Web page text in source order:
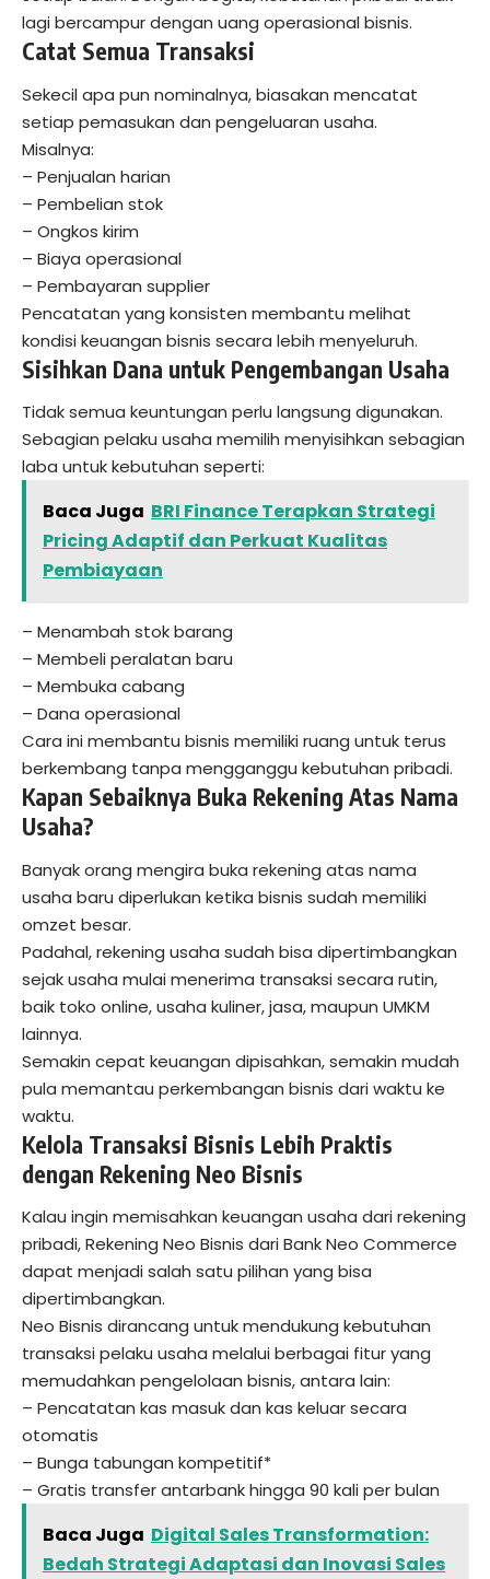
lagi bercampur dengan uang operasional bisnis.
Catat Semua Transaksi
Sekecil apa pun nominalnya, biasakan mencatat
setiap pemasukan dan pengeluaran usaha.
Misalnya:
– Penjualan harian
– Pembelian stok
– Ongkos kirim
– Biaya operasional
– Pembayaran supplier
Pencatatan yang konsisten membantu melihat
kondisi keuangan bisnis secara lebih menyeluruh.
Sisihkan Dana untuk Pengembangan Usaha
Tidak semua keuntungan perlu langsung digunakan.
Sebagian pelaku usaha memilih menyisihkan sebagian
laba untuk kebutuhan seperti:
Baca Juga BRI Finance Terapkan Strategi
Pricing Adaptif dan Perkuat Kualitas
Pembiayaan
– Menambah stok barang
– Membeli peralatan baru
– Membuka cabang
– Dana operasional
Cara ini membantu bisnis memiliki ruang untuk terus
berkembang tanpa mengganggu kebutuhan pribadi.
Kapan Sebaiknya Buka Rekening Atas Nama
Usaha?
Banyak orang mengira buka rekening atas nama
usaha baru diperlukan ketika bisnis sudah memiliki
omzet besar.
Padahal, rekening usaha sudah bisa dipertimbangkan
sejak usaha mulai menerima transaksi secara rutin,
baik toko online, usaha kuliner, jasa, maupun UMKM
lainnya.
Semakin cepat keuangan dipisahkan, semakin mudah
pula memantau perkembangan bisnis dari waktu ke
waktu.
Kelola Transaksi Bisnis Lebih Praktis
dengan Rekening Neo Bisnis
Kalau ingin memisahkan keuangan usaha dari rekening
pribadi, Rekening Neo Bisnis dari Bank Neo Commerce
dapat menjadi salah satu pilihan yang bisa
dipertimbangkan.
Neo Bisnis dirancang untuk mendukung kebutuhan
transaksi pelaku usaha melalui berbagai fitur yang
memudahkan pengelolaan bisnis, antara lain:
– Pencatatan kas masuk dan kas keluar secara
otomatis
– Bunga tabungan kompetitif*
– Gratis transfer antarbank hingga 90 kali per bulan
Baca Juga Digital Sales Transformation:
Bedah Strategi Adaptasi dan Inovasi Sales